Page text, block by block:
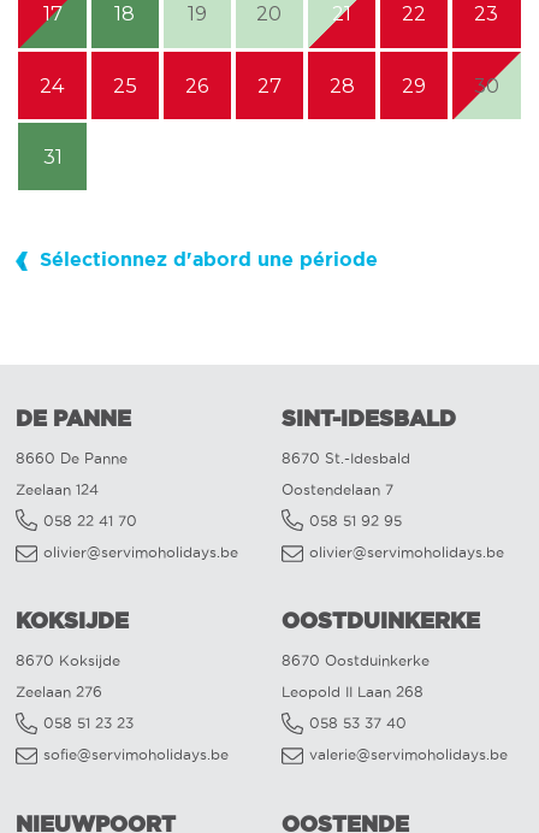
17 18 19 20 21 22 23
24 25 26 27 28 29 30
31
Sélectionnez d'abord une période
DE PANNE
8660 De Panne
Zeelaan 124
058 22 41 70
olivier@servimoholidays.be
SINT-IDESBALD
8670 St.-Idesbald
Oostendelaan 7
058 51 92 95
olivier@servimoholidays.be
KOKSIJDE
8670 Koksijde
Zeelaan 276
058 51 23 23
sofie@servimoholidays.be
OOSTDUINKERKE
8670 Oostduinkerke
Leopold II Laan 268
058 53 37 40
valerie@servimoholidays.be
NIEUWPOORT OOSTENDE